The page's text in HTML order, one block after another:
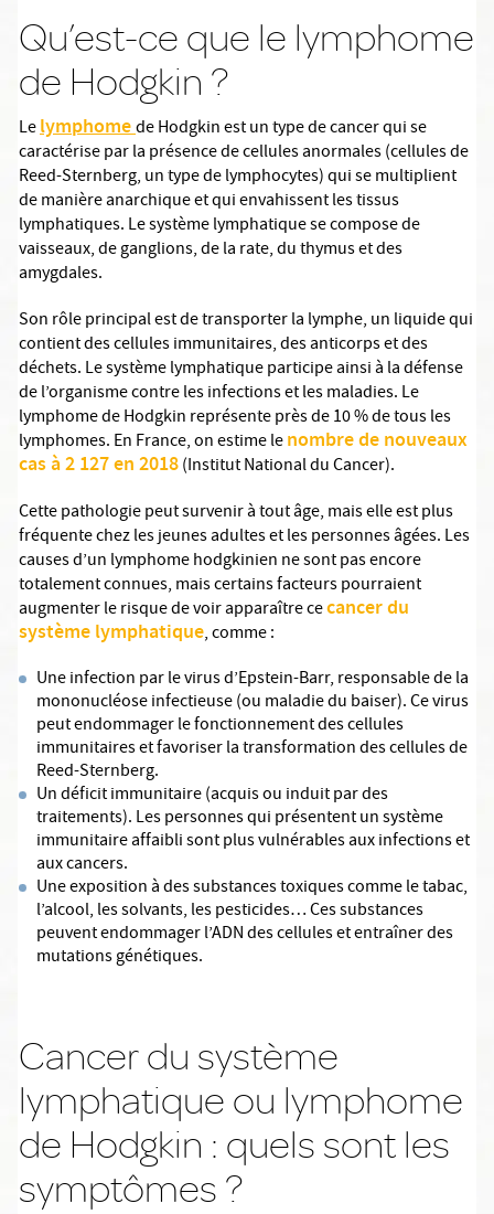
Qu’est-ce que le lymphome
de Hodgkin ?
Lelymphomede Hodgkin est un type de cancer qui se
caractérise par la présence de cellules anormales (cellules de
Reed-Sternberg, un type de lymphocytes) qui se multiplient
de manière anarchique et qui envahissent les tissus
lymphatiques. Le système lymphatique se compose de
vaisseaux, de ganglions, de la rate, du thymus et des
amygdales.
Son rôle principal est de transporter la lymphe, un liquide qui
contient des cellules immunitaires, des anticorps et des
déchets. Le système lymphatique participe ainsi à la défense
de l’organisme contre les infections et les maladies. Le
lymphome de Hodgkin représente près de 10 % de tous les
lymphomes. En France, on estime lenombre de nouveaux
cas à 2 127 en 2018(Institut National du Cancer).
Cette pathologie peut survenir à tout âge, mais elle est plus
fréquente chez les jeunes adultes et les personnes âgées. Les
causes d’un lymphome hodgkinien ne sont pas encore
totalement connues, mais certains facteurs pourraient
augmenter le risque de voir apparaître cecancer du
système lymphatique, comme :
Une infection par le virus d’Epstein-Barr, responsable de la
mononucléose infectieuse (ou maladie du baiser). Ce virus
peut endommager le fonctionnement des cellules
immunitaires et favoriser la transformation des cellules de
Reed-Sternberg.
Un déficit immunitaire (acquis ou induit par des
traitements). Les personnes qui présentent un système
immunitaire affaibli sont plus vulnérables aux infections et
aux cancers.
Une exposition à des substances toxiques comme le tabac,
l’alcool, les solvants, les pesticides… Ces substances
peuvent endommager l’ADN des cellules et entraîner des
mutations génétiques.
Cancer du système
lymphatique ou lymphome
de Hodgkin : quels sont les
symptômes ?